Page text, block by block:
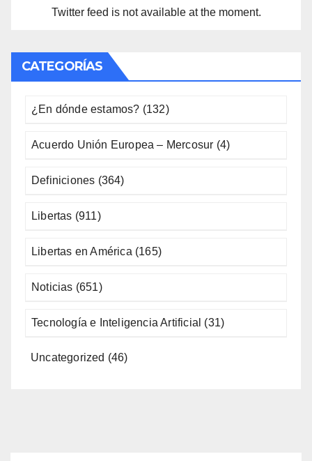
Twitter feed is not available at the moment.
CATEGORÍAS
¿En dónde estamos? (132)
Acuerdo Unión Europea – Mercosur (4)
Definiciones (364)
Libertas (911)
Libertas en América (165)
Noticias (651)
Tecnología e Inteligencia Artificial (31)
Uncategorized (46)